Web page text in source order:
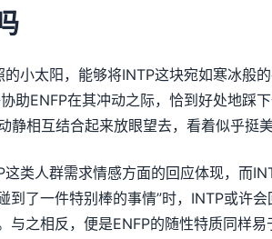
小太阳，能够将INTP这块宛如寒冰般
助ENFP在其冲动之际，恰到好处地踩
相互结合起来放眼望去，看着似乎挺美
类人群需求情感方面的回应体现，而
到了一件特别棒的事情”时，INTP或许
与之相反，便是ENFP的随性特质同样